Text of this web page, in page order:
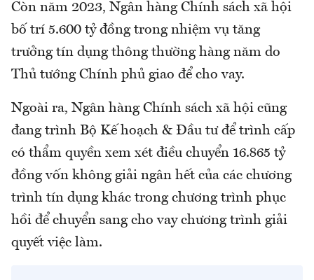
Còn năm 2023, Ngân hàng Chính sách xã hội
bố trí 5.600 tỷ đồng trong nhiệm vụ tăng
trưởng tín dụng thông thường hàng năm do
Thủ tướng Chính phủ giao để cho vay.
Ngoài ra, Ngân hàng Chính sách xã hội cũng
đang trình Bộ Kế hoạch & Đầu tư để trình cấp
có thẩm quyền xem xét điều chuyển 16.865 tỷ
đồng vốn không giải ngân hết của các chương
trình tín dụng khác trong chương trình phục
hồi để chuyển sang cho vay chương trình giải
quyết việc làm.